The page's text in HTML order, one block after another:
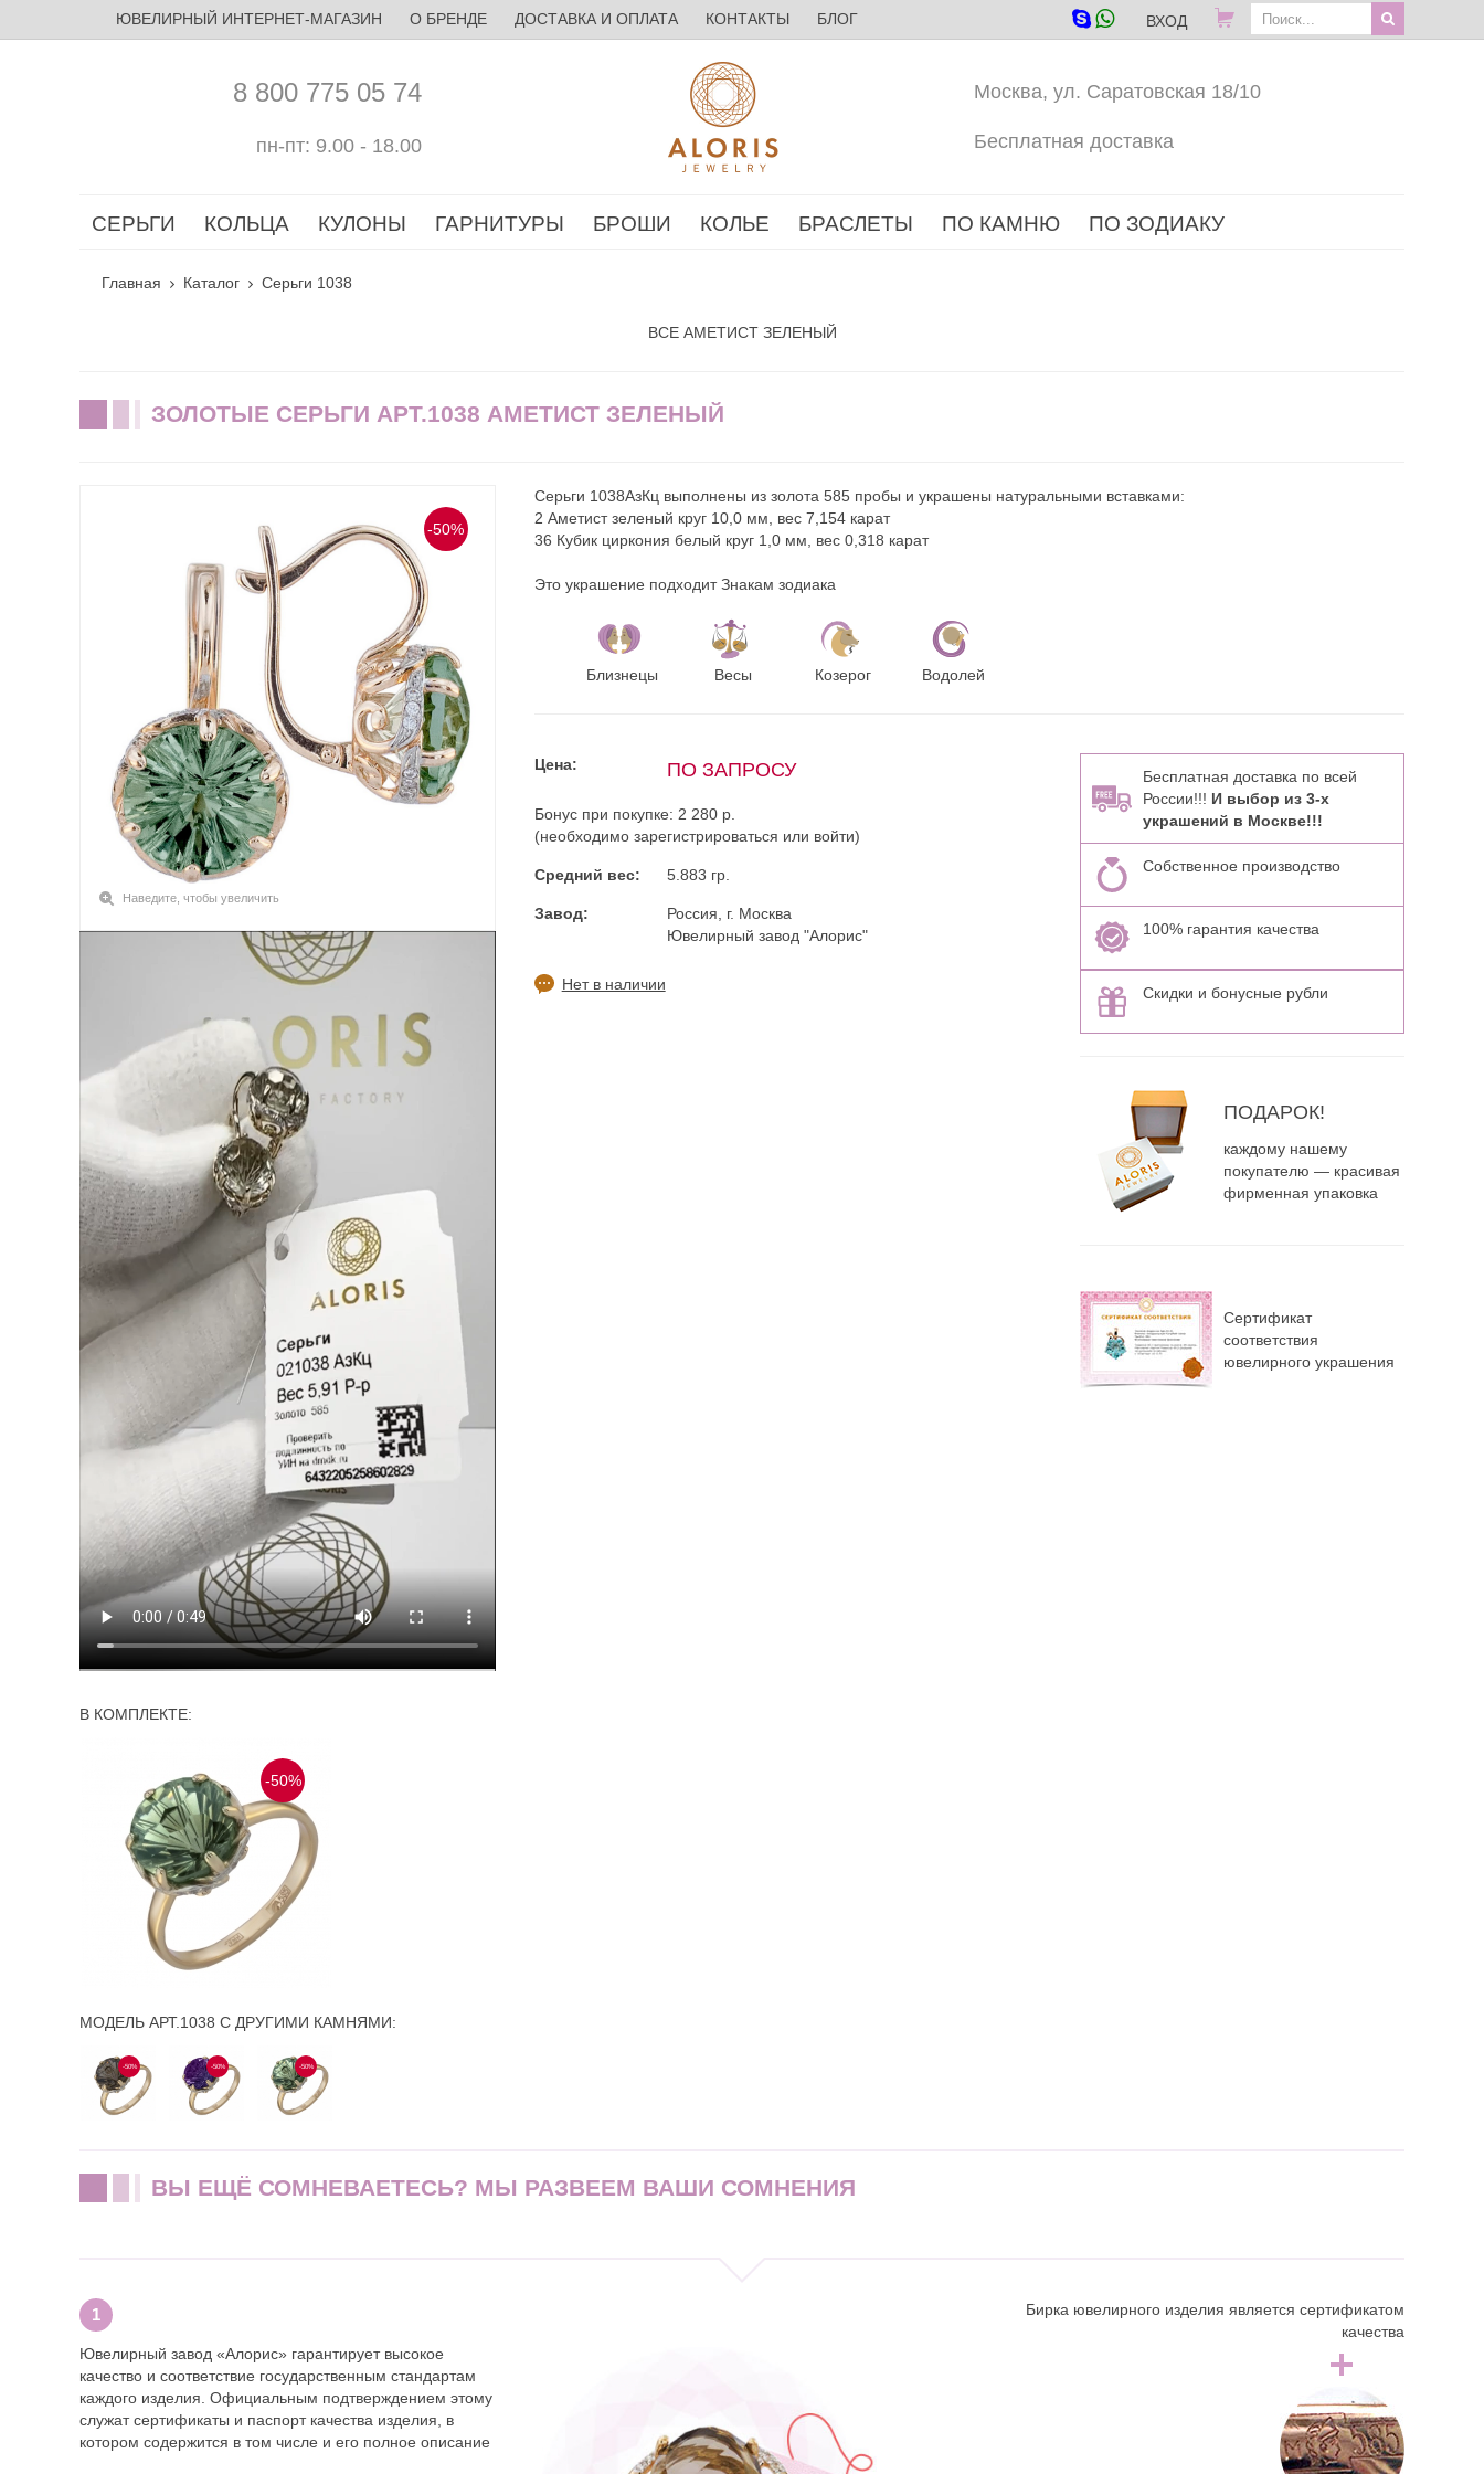
ЮВЕЛИРНЫЙ ИНТЕРНЕТ-МАГАЗИН О БРЕНДЕ ДОСТАВКА И ОПЛАТА КОНТАКТЫ БЛОГ ВХОД
8 800 775 05 74
пн-пт: 9.00 - 18.00
Москва, ул. Саратовская 18/10
Бесплатная доставка
СЕРЬГИ КОЛЬЦА КУЛОНЫ ГАРНИТУРЫ БРОШИ КОЛЬЕ БРАСЛЕТЫ ПО КАМНЮ ПО ЗОДИАКУ
Главная Каталог Серьги 1038
ВСЕ АМЕТИСТ ЗЕЛЕНЫЙ
ЗОЛОТЫЕ СЕРЬГИ АРТ.1038 АМЕТИСТ ЗЕЛЕНЫЙ
-50%
Наведите, чтобы увеличить
В КОМПЛЕКТЕ:
-50%
МОДЕЛЬ АРТ.1038 С ДРУГИМИ КАМНЯМИ:
-50% -50% -50%
Серьги 1038АзКц выполнены из золота 585 пробы и украшены натуральными вставками:
2 Аметист зеленый круг 10,0 мм, вес 7,154 карат
36 Кубик циркония белый круг 1,0 мм, вес 0,318 карат
Это украшение подходит Знакам зодиака
Близнецы Весы Козерог Водолей
Цена: ПО ЗАПРОСУ
Бонус при покупке: 2 280 р.
(необходимо зарегистрироваться или войти)
Средний вес: 5.883 гр.
Завод:
Россия, г. Москва
Ювелирный завод "Алорис"
Нет в наличии
Бесплатная доставка по всей
России!!! И выбор из 3-х
украшений в Москве!!!
Собственное производство
100% гарантия качества
Скидки и бонусные рубли
ПОДАРОК!
каждому нашему
покупателю — красивая
фирменная упаковка
Сертификат
соответствия
ювелирного украшения
ВЫ ЕЩЁ СОМНЕВАЕТЕСЬ? МЫ РАЗВЕЕМ ВАШИ СОМНЕНИЯ
Ювелирный завод «Алорис» гарантирует высокое
качество и соответствие государственным стандартам
каждого изделия. Официальным подтверждением этому
служат сертификаты и паспорт качества изделия, в
котором содержится в том числе и его полное описание
Бирка ювелирного изделия является сертификатом
качества